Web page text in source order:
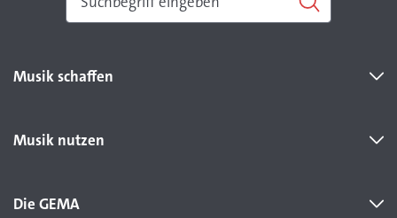
Musik schaffen
Musik nutzen
Die GEMA